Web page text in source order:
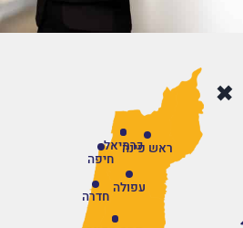
חיפה
חדרה
עפולה
ראש פינהכרמיאל